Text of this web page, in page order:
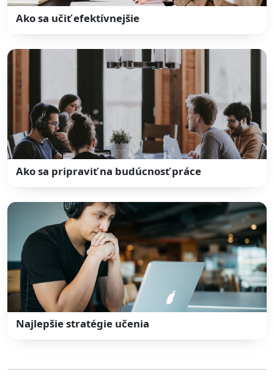
Ako sa učiť efektívnejšie
Ako sa pripraviť na budúcnosť práce
Najlepšie stratégie učenia